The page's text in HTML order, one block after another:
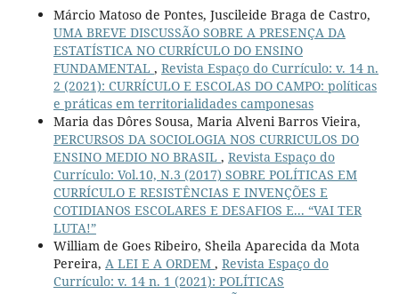
Márcio Matoso de Pontes, Juscileide Braga de Castro,
UMA BREVE DISCUSSÃO SOBRE A PRESENÇA DA
ESTATÍSTICA NO CURRÍCULO DO ENSINO
FUNDAMENTAL , Revista Espaço do Currículo: v. 14 n.
2 (2021): CURRÍCULO E ESCOLAS DO CAMPO: políticas
e práticas em territorialidades camponesas
Maria das Dôres Sousa, Maria Alveni Barros Vieira,
PERCURSOS DA SOCIOLOGIA NOS CURRICULOS DO
ENSINO MEDIO NO BRASIL , Revista Espaço do
Currículo: Vol.10, N.3 (2017) SOBRE POLÍTICAS EM
CURRÍCULO E RESISTÊNCIAS E INVENÇÕES E
COTIDIANOS ESCOLARES E DESAFIOS E... “VAI TER
LUTA!”
William de Goes Ribeiro, Sheila Aparecida da Mota
Pereira, A LEI E A ORDEM , Revista Espaço do
Currículo: v. 14 n. 1 (2021): POLÍTICAS